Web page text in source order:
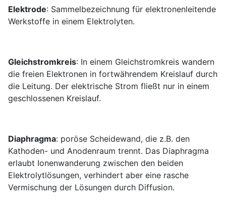
Elektrode: Sammelbezeichnung für elektronenleitende
Werkstoffe in einem Elektrolyten.
Gleichstromkreis: In einem Gleichstromkreis wandern
die freien Elektronen in fortwährendem Kreislauf durch
die Leitung. Der elektrische Strom fließt nur in einem
geschlossenen Kreislauf.
Diaphragma: poröse Scheidewand, die z.B. den
Kathoden- und Anodenraum trennt. Das Diaphragma
erlaubt Ionenwanderung zwischen den beiden
Elektrolytlösungen, verhindert aber eine rasche
Vermischung der Lösungen durch Diffusion.